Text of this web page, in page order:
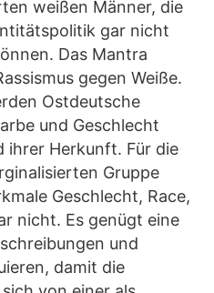
weißen Männer, die
gar nicht
Das Mantra
gegen Weiße.
Ostdeutsche
und Geschlecht
ihrer Herkunft. Für die
Gruppe
Geschlecht, Race,
nicht. Es genügt eine
und
damit die